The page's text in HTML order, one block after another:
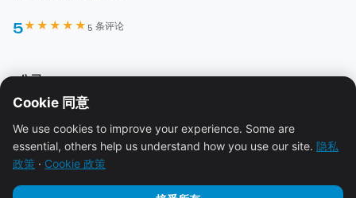
5★★★★★ 5 条评论
公司 ›
服务
定价
资源
博客
生态系统
法律
Cookie 同意
We use cookies to improve your experience. Some are
essential, others help us understand how you use our site. 隐私
政策 · Cookie 政策